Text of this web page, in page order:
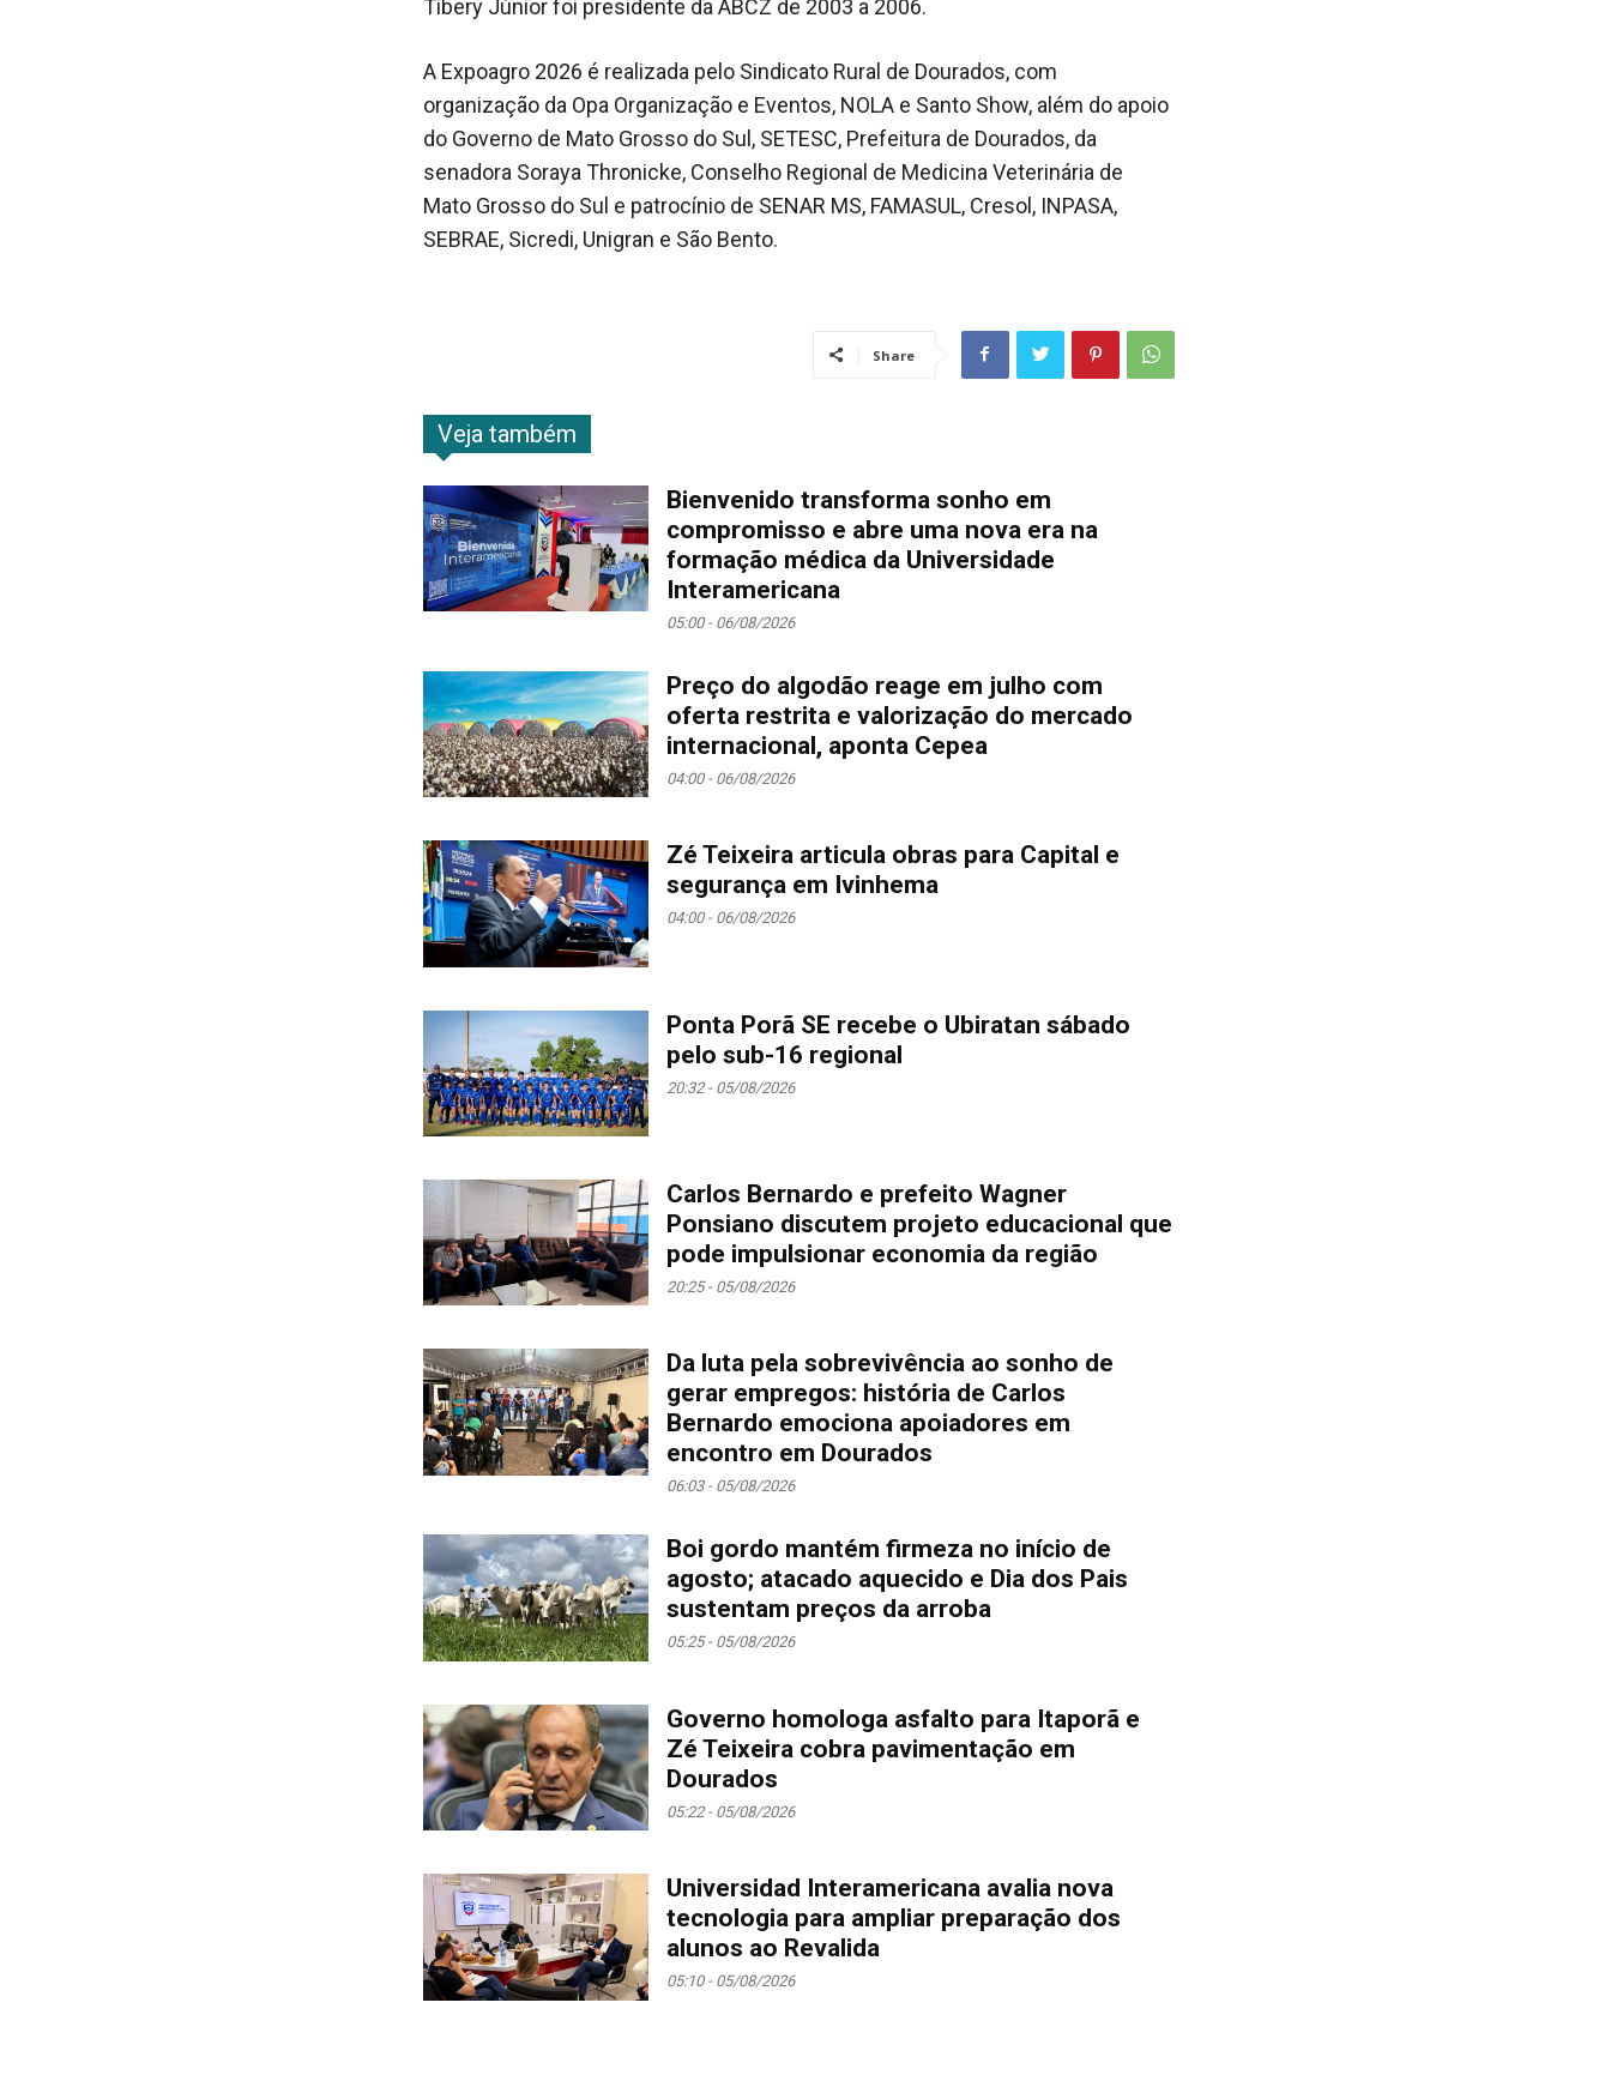
Tibery Júnior foi presidente da ABCZ de 2003 a 2006.
A Expoagro 2026 é realizada pelo Sindicato Rural de Dourados, com
organização da Opa Organização e Eventos, NOLA e Santo Show, além do apoio
do Governo de Mato Grosso do Sul, SETESC, Prefeitura de Dourados, da
senadora Soraya Thronicke, Conselho Regional de Medicina Veterinária de
Mato Grosso do Sul e patrocínio de SENAR MS, FAMASUL, Cresol, INPASA,
SEBRAE, Sicredi, Unigran e São Bento.
Share
Veja também
Bienvenido transforma sonho em
compromisso e abre uma nova era na
formação médica da Universidade
Interamericana
05:00 - 06/08/2026
Preço do algodão reage em julho com
oferta restrita e valorização do mercado
internacional, aponta Cepea
04:00 - 06/08/2026
Zé Teixeira articula obras para Capital e
segurança em Ivinhema
04:00 - 06/08/2026
Ponta Porã SE recebe o Ubiratan sábado
pelo sub-16 regional
20:32 - 05/08/2026
Carlos Bernardo e prefeito Wagner
Ponsiano discutem projeto educacional que
pode impulsionar economia da região
20:25 - 05/08/2026
Da luta pela sobrevivência ao sonho de
gerar empregos: história de Carlos
Bernardo emociona apoiadores em
encontro em Dourados
06:03 - 05/08/2026
Boi gordo mantém firmeza no início de
agosto; atacado aquecido e Dia dos Pais
sustentam preços da arroba
05:25 - 05/08/2026
Governo homologa asfalto para Itaporã e
Zé Teixeira cobra pavimentação em
Dourados
05:22 - 05/08/2026
Universidad Interamericana avalia nova
tecnologia para ampliar preparação dos
alunos ao Revalida
05:10 - 05/08/2026